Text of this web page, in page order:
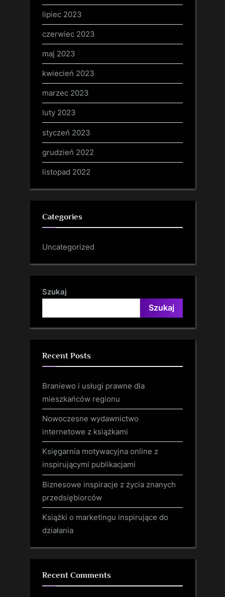
lipiec 2023
czerwiec 2023
maj 2023
kwiecień 2023
marzec 2023
luty 2023
styczeń 2023
grudzień 2022
listopad 2022
Categories
Uncategorized
Szukaj
Szukaj
Recent Posts
Braniewo i usługi prawne dla
mieszkańców regionu
Nowoczesne wydawnictwo
internetowe z książkami
Księgarnia motywacyjna online z
inspirującymi publikacjami
Biznesowe inspiracje z życia znanych
przedsiębiorców
Książki o marketingu inspirujące do
działania
Recent Comments